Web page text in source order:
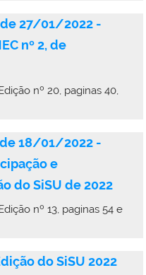
de 27/01/2022 -
nº 2, de
nº 20, paginas 40,
de 18/01/2022 -
e
do SiSU de 2022
nº 13, paginas 54 e
do SiSU 2022